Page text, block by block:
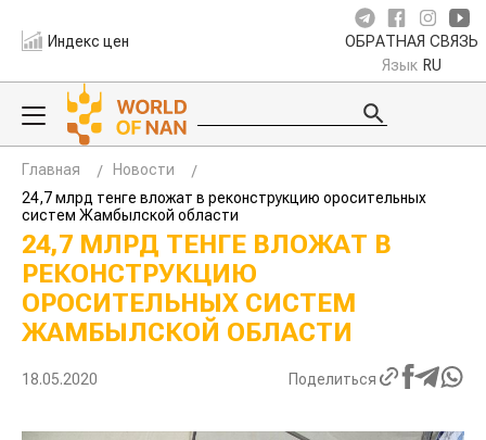
Индекс цен ОБРАТНАЯ СВЯЗЬ
Язык RU
Главная
Новости
24,7 млрд тенге вложат в реконструкцию оросительных
систем Жамбылской области
24,7 МЛРД ТЕНГЕ ВЛОЖАТ В
РЕКОНСТРУКЦИЮ
ОРОСИТЕЛЬНЫХ СИСТЕМ
ЖАМБЫЛСКОЙ ОБЛАСТИ
18.05.2020 Поделиться